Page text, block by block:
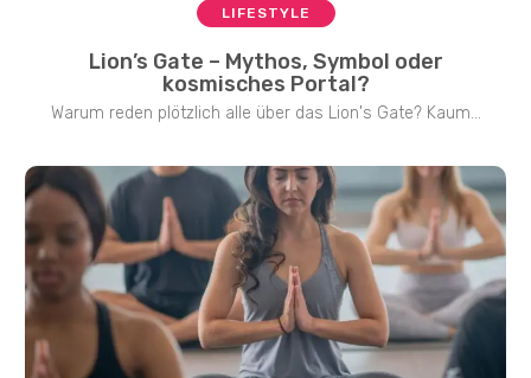
LIFESTYLE
Lion’s Gate – Mythos, Symbol oder
kosmisches Portal?
Warum reden plötzlich alle über das Lion's Gate? Kaum...